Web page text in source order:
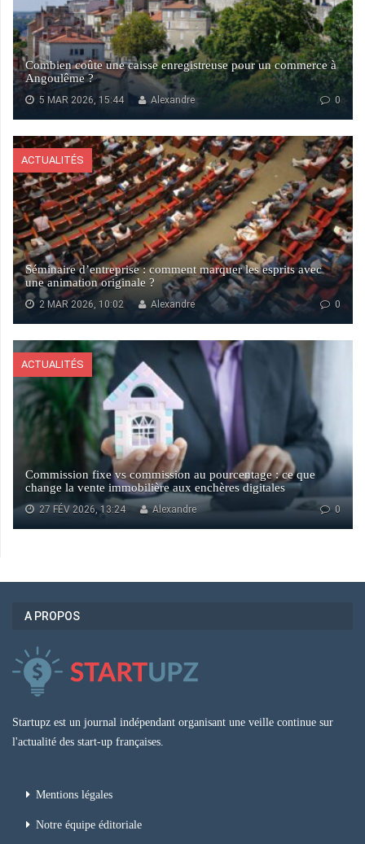
Combien coûte une caisse enregistreuse pour un commerce à
Angoulême ?
5 MAR 2026, 15:44 0
Alexandre
ACTUALITÉS
Séminaire d’entreprise : comment marquer les esprits avec
une animation originale ?
2 MAR 2026, 10:02 0
Alexandre
ACTUALITÉS
Commission fixe vs commission au pourcentage : ce que
change la vente immobilière aux enchères digitales
27 FÉV 2026, 13:24 0
Alexandre
A PROPOS
Startupz est un journal indépendant organisant une veille continue sur
l'actualité des start-up françaises.
Mentions légales
Notre équipe éditoriale